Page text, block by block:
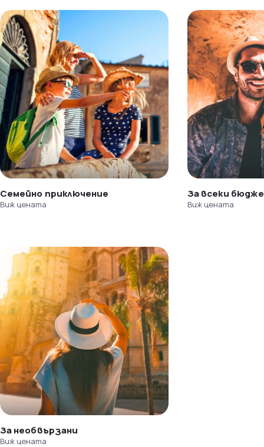
Семейно приключение
Виж цената
За всеки
Виж цената
За необвързани
Виж цената